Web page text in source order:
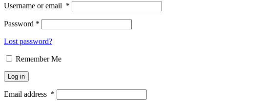
Username or email *
Password *
Lost password?
Remember Me
Log in
Email address *